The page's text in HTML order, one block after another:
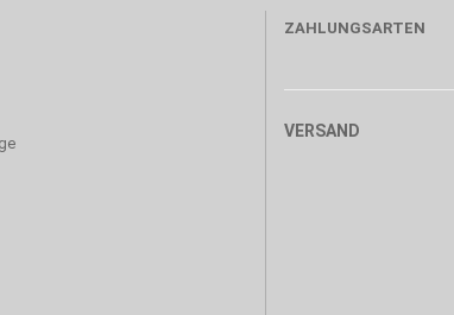
ZAHLUNGSARTEN
VERSAND